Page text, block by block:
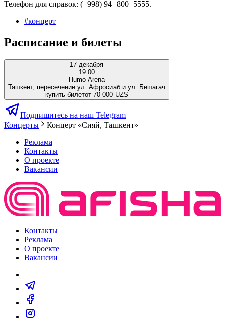
Телефон для справок: (+998) 94−800−5555.
#концерт
Расписание и билеты
17 декабря
19:00
Humo Arena
Ташкент, пересечение ул. Афросиаб и ул. Бешагач
купить билетот 70 000 UZS
Подпишитесь на наш Telegram
Концерты
Концерт «Сияй, Ташкент»
Реклама
Контакты
О проекте
Вакансии
Контакты
Реклама
О проекте
Вакансии